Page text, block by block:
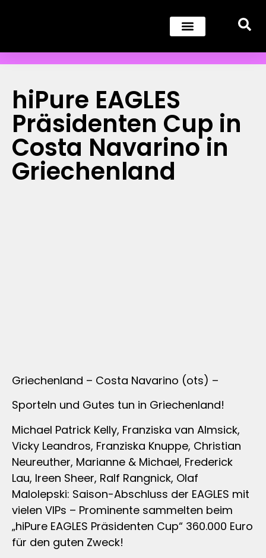
hiPure EAGLES
Präsidenten Cup in
Costa Navarino in
Griechenland
Griechenland – Costa Navarino (ots) –
Sporteln und Gutes tun in Griechenland!
Michael Patrick Kelly, Franziska van Almsick,
Vicky Leandros, Franziska Knuppe, Christian
Neureuther, Marianne & Michael, Frederick
Lau, Ireen Sheer, Ralf Rangnick, Olaf
Malolepski: Saison-Abschluss der EAGLES mit
vielen VIPs – Prominente sammelten beim
„hiPure EAGLES Präsidenten Cup“ 360.000 Euro
für den guten Zweck!